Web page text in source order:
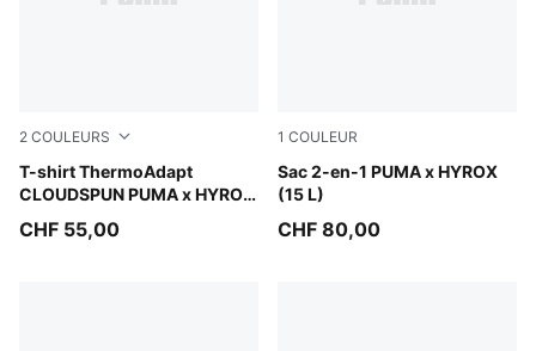
2 COULEURS
T-shirt ThermoAdapt
CLOUDSPUN PUMA x HYROX
Puma Black
CHF 55,00
1 COULEUR
Sac 2-en-1 PUMA x HYROX
(15 L)
Puma Black
CHF 80,00